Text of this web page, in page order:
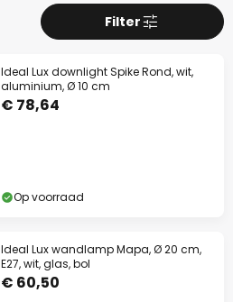
Filter
Ideal Lux downlight Spike Rond, wit,
aluminium, Ø 10 cm
€ 78,64
Op voorraad
Ideal Lux wandlamp Mapa, Ø 20 cm,
E27, wit, glas, bol
€ 60,50
vanaf €99
vanaf €159
bijna alles*